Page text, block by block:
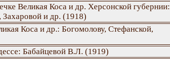
Великая Коса и др. Херсонской губернии:
Захаровой и др. (1918)
Коса и др.: Богомолову, Стефанской,
Бабайцевой В.Л. (1919)